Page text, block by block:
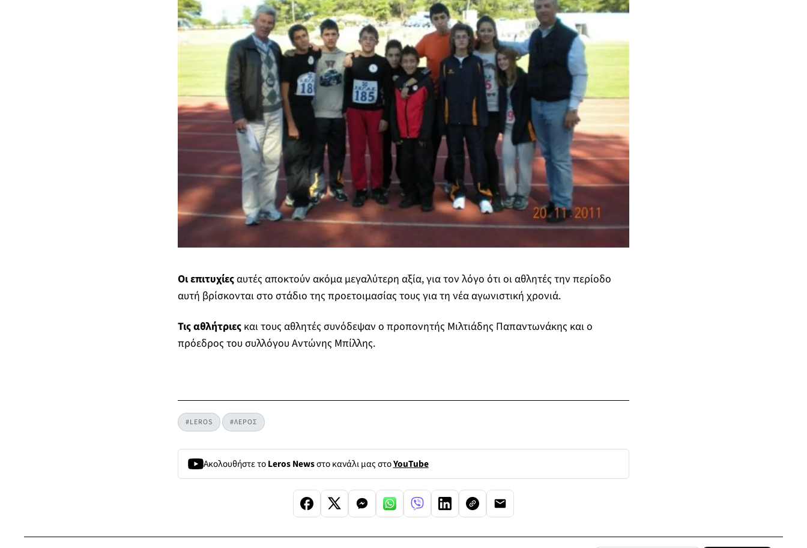
Οι επιτυχίεςαυτές αποκτούν ακόμα μεγαλύτερη αξία, για τον λόγο ότι οι αθλητές την περίοδο
αυτή βρίσκονται στο στάδιο της προετοιμασίας τους για τη νέα αγωνιστική χρονιά.
Τις αθλήτριες και τους αθλητές συνόδεψαν ο προπονητής Μιλτιάδης Παπαντωνάκης και ο
πρόεδρος του συλλόγου Αντώνης Μπίλλης.
#LEROS #ΛΕΡΟΣ
Ακολουθήστε τοLeros Newsστο κανάλι μας στοYouTube